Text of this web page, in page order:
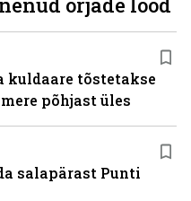
tõstetakse
põhjast üles
salapärast Punti